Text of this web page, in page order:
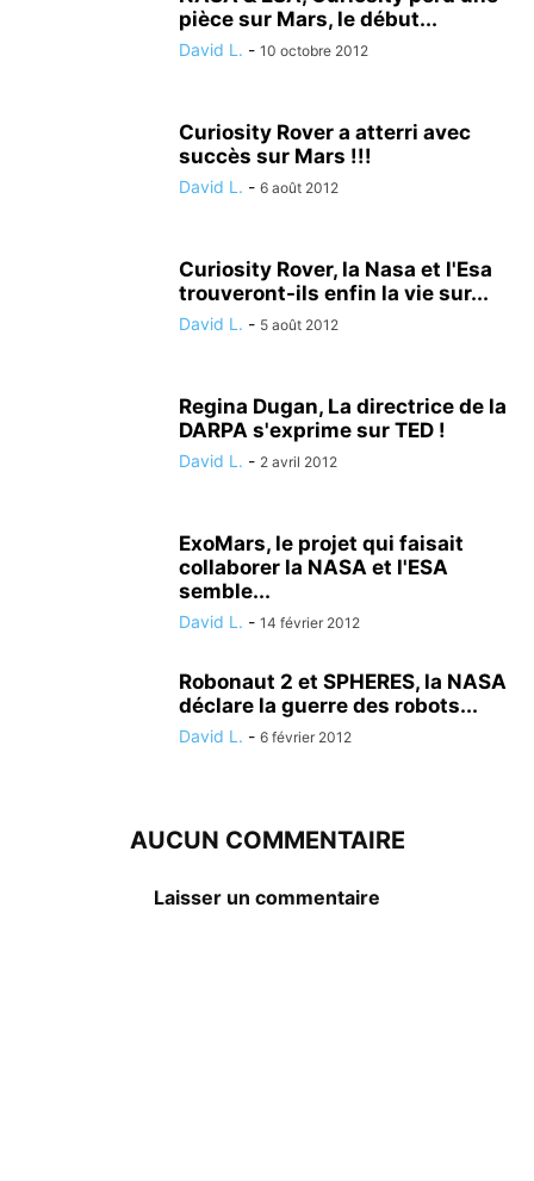
pièce sur Mars, le début...
David L. - 10 octobre 2012
Curiosity Rover a atterri avec
succès sur Mars !!!
David L. - 6 août 2012
Curiosity Rover, la Nasa et l'Esa
trouveront-ils enfin la vie sur...
David L. - 5 août 2012
Regina Dugan, La directrice de la
DARPA s'exprime sur TED !
David L. - 2 avril 2012
ExoMars, le projet qui faisait
collaborer la NASA et l'ESA
semble...
David L. - 14 février 2012
Robonaut 2 et SPHERES, la NASA
déclare la guerre des robots...
David L. - 6 février 2012
AUCUN COMMENTAIRE
Laisser un commentaire